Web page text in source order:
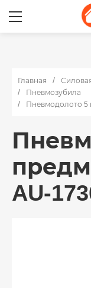
Главная
Пневмозубила
Пневмодолото 5
AU-